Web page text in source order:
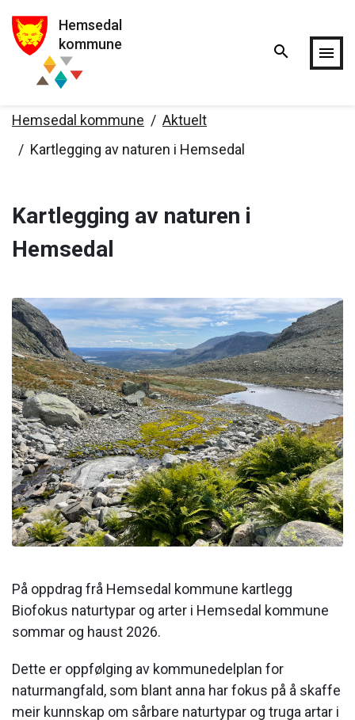
Hopp til hovedinnholdet
Hemsedal
kommune
search menu
Hemsedal kommune
Aktuelt
Kartlegging av naturen i Hemsedal
Kartlegging av naturen i
Hemsedal
På oppdrag frå Hemsedal kommune kartlegg
Biofokus naturtypar og arter i Hemsedal kommune
sommar og haust 2026.
Dette er oppfølging av kommunedelplan for
naturmangfald, som blant anna har fokus på å skaffe
meir kunnskap om sårbare naturtypar og truga artar i